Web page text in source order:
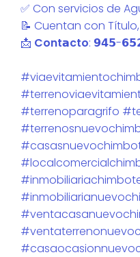
✅️ Con servicios de
📝 Cuentan con
📩 Cont𝗮cto: 𝟵𝟰𝟱-
#terrenoparagrifo